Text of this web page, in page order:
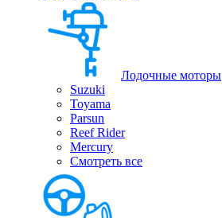
Лодочные моторы
Suzuki
Toyama
Parsun
Reef Rider
Mercury
Смотреть все